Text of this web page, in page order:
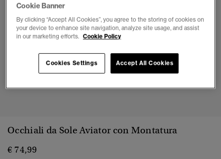
Occhiali da Sole Aviator con Montatura
€ 74,99
Cookie Banner
By clicking “Accept All Cookies”, you agree to the storing of cookies on
your device to enhance site navigation, analyze site usage, and assist
in our marketing efforts. Cookie Policy
Cookies Settings Accept All Cookies